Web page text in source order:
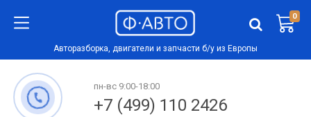
0
Авторазборка, двигатели и запчасти б/у из Европы
пн-вс 9:00-18:00
+7 (499) 110 2426